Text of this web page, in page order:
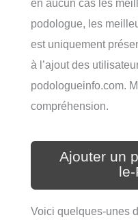
en aucun cas les
podologue, les
est uniquement
à l’ajout des
podologueinfo.com.
compréhension.
Ajouter un
Voici quelques-unes